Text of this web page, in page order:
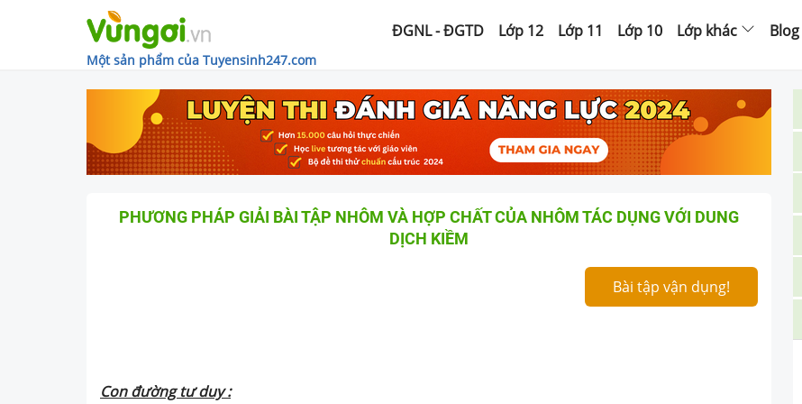
Một sản phẩm của Tuyensinh247.com
ĐGNL - ĐGTD Lớp 12 Lớp 11 Lớp 10 Lớp khác Blog
PHƯƠNG PHÁP GIẢI BÀI TẬP NHÔM VÀ HỢP CHẤT CỦA NHÔM TÁC DỤNG VỚI DUNG
DỊCH KIỀM
Bài tập vận dụng!
Con đường tư duy :